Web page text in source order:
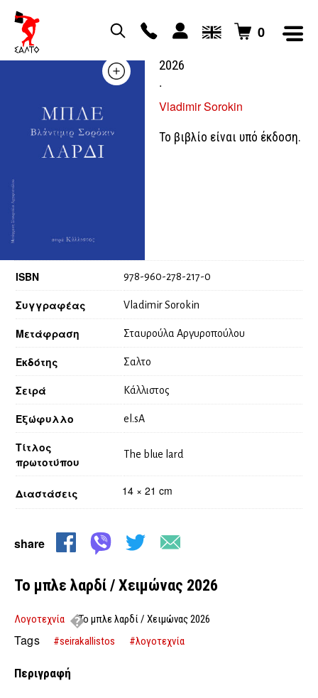
0
2026
.
Vladimir Sorokin
Το βιβλίο είναι υπό έκδοση.
Διαστάσεις 14 × 21 cm
ISBN 978-960-278-217-0
Συγγραφέας Vladimir Sorokin
Μετάφραση Σταυρούλα Αργυροπούλου
Εκδότης Σαλτο
Σειρά Κάλλιστος
Εξώφυλλο el.sA
Τίτλος
πρωτοτύπου
The blue lard
share
Το μπλε λαρδί / Χειμώνας 2026
Λογοτεχνία Το μπλε λαρδί / Χειμώνας 2026
Tags #seirakallistos #λογοτεχνία
Περιγραφή